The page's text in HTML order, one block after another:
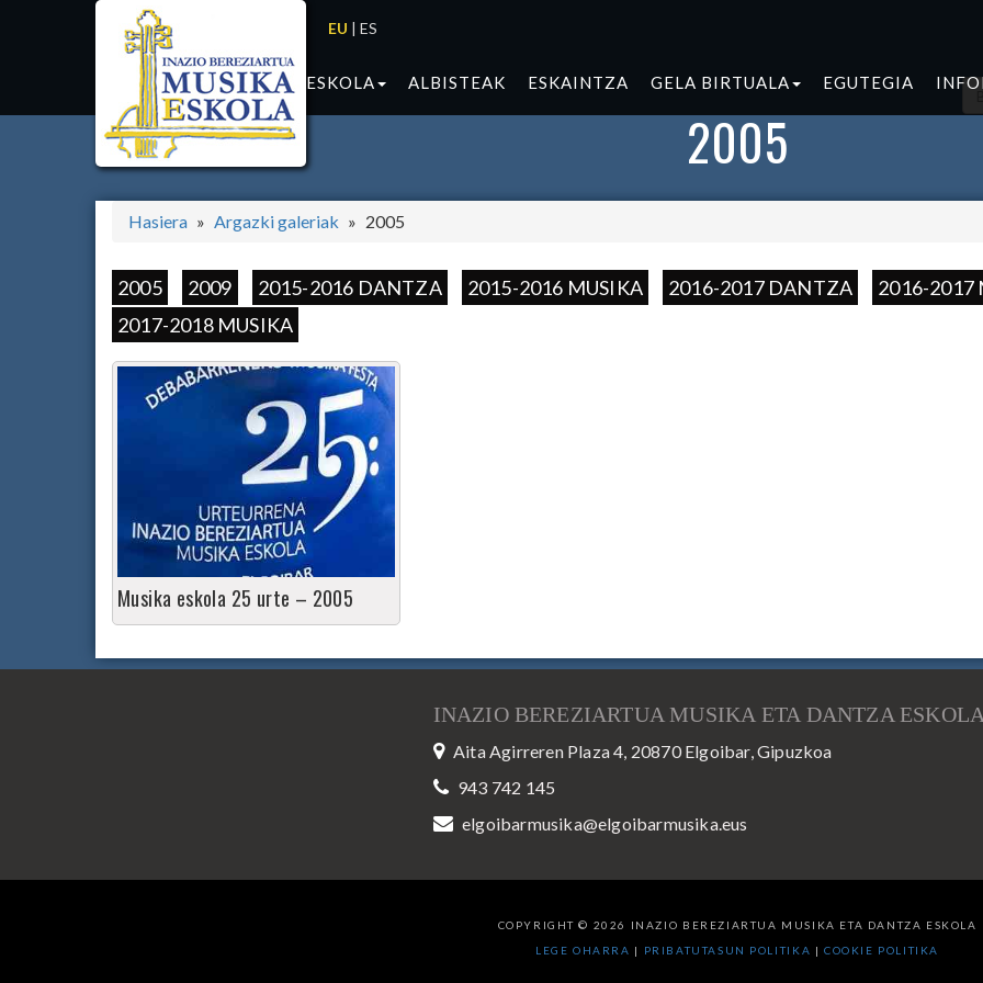
EU | ES
ESKOLA ALBISTEAK ESKAINTZA GELA BIRTUALA EGUTEGIA
2005
Hasiera Argazki galeriak 2005
2005 2009 2015-2016 DANTZA 2015-2016 MUSIKA 2016-2017 DANTZA
2016-2017
2017-2018 MUSIKA
Musika eskola 25 urte – 2005
INAZIO BEREZIARTUA MUSIKA ETA DANTZA
Aita Agirreren Plaza 4, 20870 Elgoibar, Gipuzkoa
943 742 145
elgoibarmusika@elgoibarmusika.eus
COPYRIGHT © 2026 INAZIO BEREZIARTUA MUSIKA ETA DANTZA ESKOLA
LEGE OHARRA | PRIBATUTASUN POLITIKA | COOKIE POLITIKA